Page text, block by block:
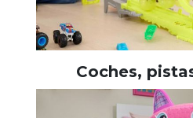
Coches,